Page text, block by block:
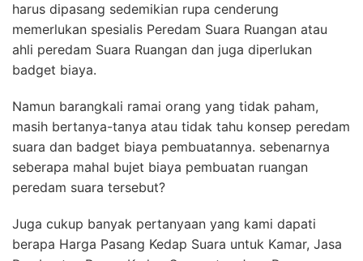
harus dipasang sedemikian rupa cenderung
memerlukan spesialis Peredam Suara Ruangan atau
ahli peredam Suara Ruangan dan juga diperlukan
badget biaya.
Namun barangkali ramai orang yang tidak paham,
masih bertanya-tanya atau tidak tahu konsep peredam
suara dan badget biaya pembuatannya. sebenarnya
seberapa mahal bujet biaya pembuatan ruangan
peredam suara tersebut?
Juga cukup banyak pertanyaan yang kami dapati
berapa Harga Pasang Kedap Suara untuk Kamar, Jasa